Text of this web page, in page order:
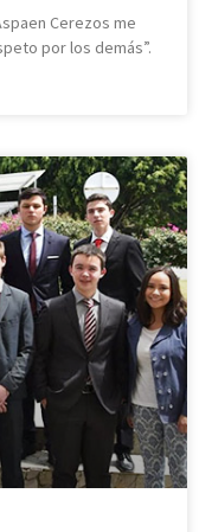
Cerezos me
por los demás”.